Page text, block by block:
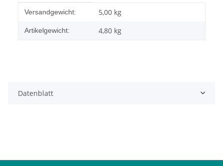
Produkteigenschaft
Wert
Versandgewicht: 5,00 kg
Artikelgewicht: 4,80 kg
Datenblatt